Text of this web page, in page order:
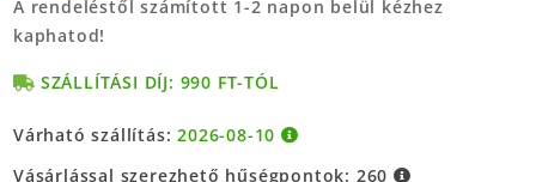
A rendeléstől számított 1-2 napon belül kézhez
kaphatod!
SZÁLLÍTÁSI DÍJ: 990 FT-TÓL
Várható szállítás:2026-08-10
Vásárlással szerezhető hűségpontok: 260